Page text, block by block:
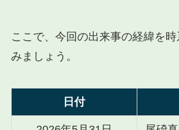
ここで、今回の出来事の経緯を
みましょう。
日付